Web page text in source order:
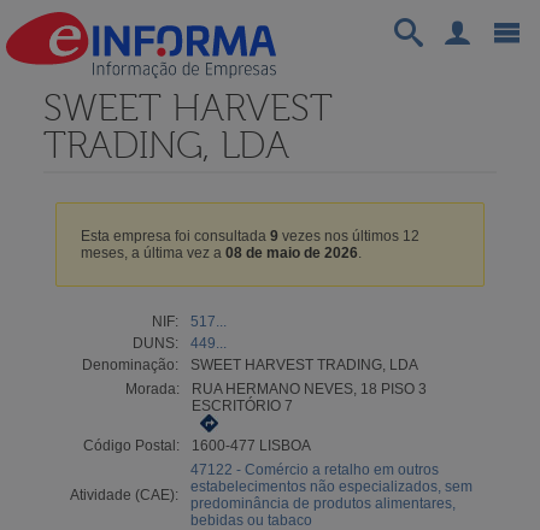
SWEET HARVEST
TRADING, LDA
Esta empresa foi consultada 9 vezes nos últimos 12
meses, a última vez a 08 de maio de 2026.
NIF:
517...
DUNS:
449...
Denominação:
SWEET HARVEST TRADING, LDA
Morada:
RUA HERMANO NEVES, 18 PISO 3
ESCRITÓRIO 7
Código Postal: 1600-477 LISBOA
Atividade (CAE):
47122 - Comércio a retalho em outros
estabelecimentos não especializados, sem
predominância de produtos alimentares,
bebidas ou tabaco